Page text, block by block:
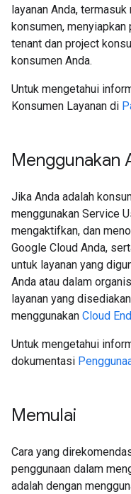
layanan Anda,
konsumen, menyiapkan
tenant dan project
konsumen Anda.
Untuk mengetahui
Konsumen Layanan di
Menggunakan
Jika Anda adalah
menggunakan Service
mengaktifkan, dan
Google Cloud Anda,
untuk layanan yang
Anda atau dalam
layanan yang
menggunakan Cloud
Untuk mengetahui
dokumentasi
Memulai
Cara yang
penggunaan dalam
adalah dengan